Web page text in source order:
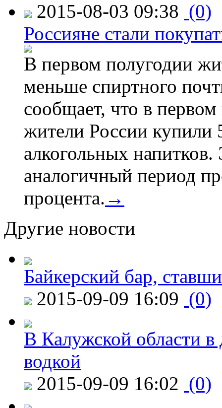
2015-08-03 09:38 (0)
Россияне стали
В первом полугодии
меньше спиртного
сообщает, что в
жители России купили
алкогольных
аналогичный период
процента. →
Другие новости
Байкерский бар,
2015-09-09 16:09 (0)
В Калужской области в
водкой
2015-09-09 16:02 (0)